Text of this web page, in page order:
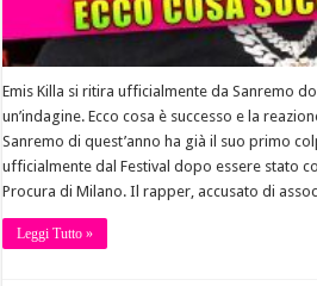
Emis Killa si ritira ufficialmente da Sanremo
un’indagine. Ecco cosa è successo e la
Sanremo di quest’anno ha già il suo primo
ufficialmente dal Festival dopo essere stato
Procura di Milano. Il rapper, accusato di
Leggi Tutto »